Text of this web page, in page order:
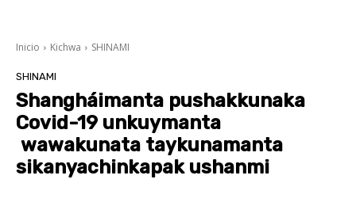
Inicio Kichwa SHINAMI
SHINAMI
Shangháimanta pushakkunaka
Covid-19 unkuymanta
wawakunata taykunamanta
sikanyachinkapak ushanmi